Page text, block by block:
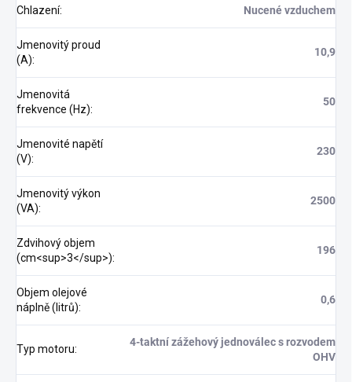
Chlazení: Nucené vzduchem
Jmenovitý proud
(A):
10,9
Jmenovitá
frekvence (Hz):
50
Jmenovité napětí
(V):
230
Jmenovitý výkon
(VA):
2500
Zdvihový objem
(cm<sup>3</sup>):
196
Objem olejové
náplně (litrů):
0,6
Typ motoru:
4-taktní zážehový jednoválec s rozvodem
OHV